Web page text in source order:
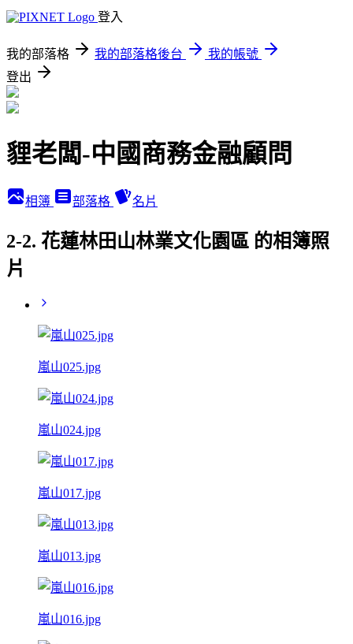
登入
我的部落格 我的部落格後台
我的帳號
登出
貍老闆-中國商務金融顧問
相簿 部落格 名片
2-2. 花蓮林田山林業文化園區 的相簿照
片
嵐山025.jpg
嵐山024.jpg
嵐山017.jpg
嵐山013.jpg
嵐山016.jpg